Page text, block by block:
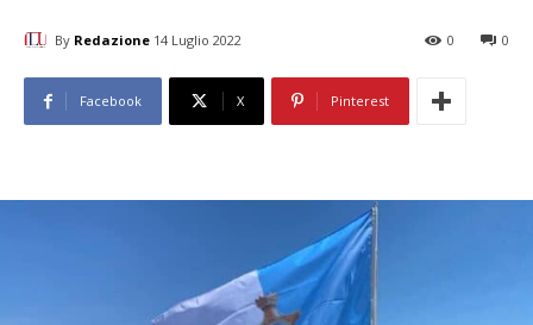
By Redazione 14 Luglio 2022 0
0
Facebook X Pinterest